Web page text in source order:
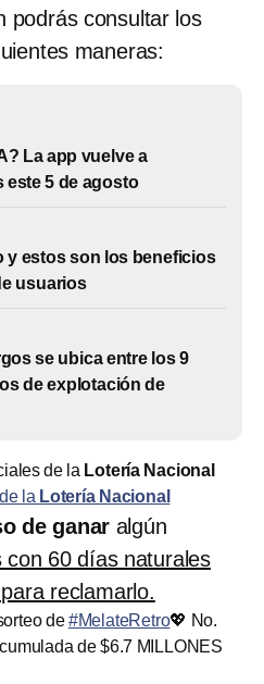
podrás consultar los
maneras:
La app vuelve a
este 5 de agosto
y estos son los beneficios
usuarios
se ubica entre los 9
de explotación de
de la Lotería Nacional
la Lotería Nacional
de ganar algún
con 60 días naturales
reclamarlo.
de#MelateRetro💖 No.
de $6.7 MILLONES